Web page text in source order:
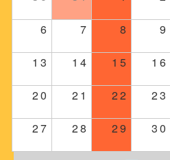
6 7 8 9
13 14 15 16
20 21 22 23
27 28 29 30